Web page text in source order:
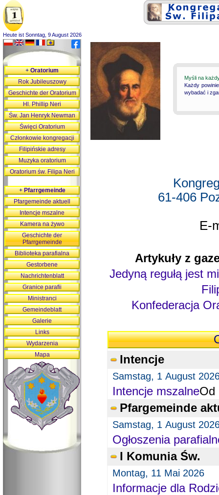
Heute ist Sonntag, 9 August 2026
Myśli na
Każdy
wybadać i
61-406
E-
Artykuły z
Jedyną regułą jest
Konfederacja
Intencje
Samstag, 1 August
Intencje mszalneOd
Pfargemeinde
Samstag, 1 August
Ogłoszenia
I Komunia Św.
Montag, 11 Mai 2026
Informacje dla
+Oratorium
Rok Jubileuszowy
Geschichte der Oratorium
Hl. Phillip Neri
Św. Jan Henryk Newman
Święci Oratorium
Członkowie kongregacji
Filipińskie adresy
Muzyka oratorium
Oratorium św. Filipa Neri
+Pfarrgemeinde
Pfargemeinde aktuell
Intencje mszalne
Kamera na żywo
Geschichte der
Pfarrgemeinde
Biblioteka parafialna
Gestorbene
Nachrichtenblatt
Granice parafii
Ministranci
Gemeindeblatt
Galerie
Links
Wydarzenia
Mapa